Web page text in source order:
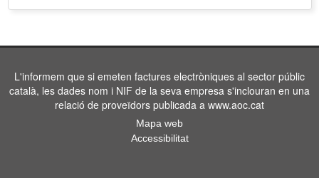
L'informem que si emeten factures electròniques al sector públic
català, les dades nom i NIF de la seva empresa s'inclouran en una
relació de proveïdors publicada a www.aoc.cat
Mapa web
Accessibilitat